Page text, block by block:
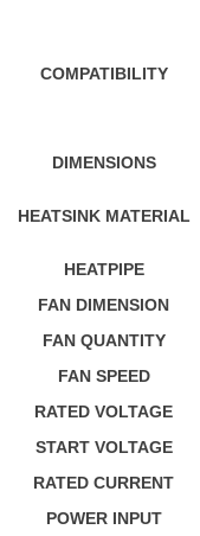
COMPATIBILITY
DIMENSIONS
HEATSINK MATERIAL
HEATPIPE
FAN DIMENSION
FAN QUANTITY
FAN SPEED
RATED VOLTAGE
START VOLTAGE
RATED CURRENT
POWER INPUT